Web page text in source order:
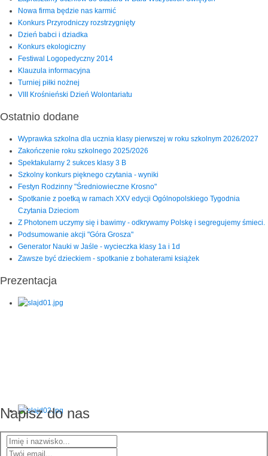
Nowa firma będzie nas karmić
Konkurs Przyrodniczy rozstrzygnięty
Dzień babci i dziadka
Konkurs ekologiczny
Festiwal Logopedyczny 2014
Klauzula informacyjna
Turniej piłki nożnej
VIII Krośnieński Dzień Wolontariatu
Ostatnio dodane
Wyprawka szkolna dla ucznia klasy pierwszej w roku szkolnym 2026/2027
Zakończenie roku szkolnego 2025/2026
Spektakularny 2 sukces klasy 3 B
Szkolny konkurs pięknego czytania - wyniki
Festyn Rodzinny "Średniowieczne Krosno"
Spotkanie z poetką w ramach XXV edycji Ogólnopolskiego Tygodnia
Czytania Dzieciom
Z Photonem uczymy się i bawimy - odkrywamy Polskę i segregujemy śmieci.
Podsumowanie akcji "Góra Grosza"
Generator Nauki w Jaśle - wycieczka klasy 1a i 1d
Zawsze być dzieckiem - spotkanie z bohaterami książek
Prezentacja
Napisz do nas